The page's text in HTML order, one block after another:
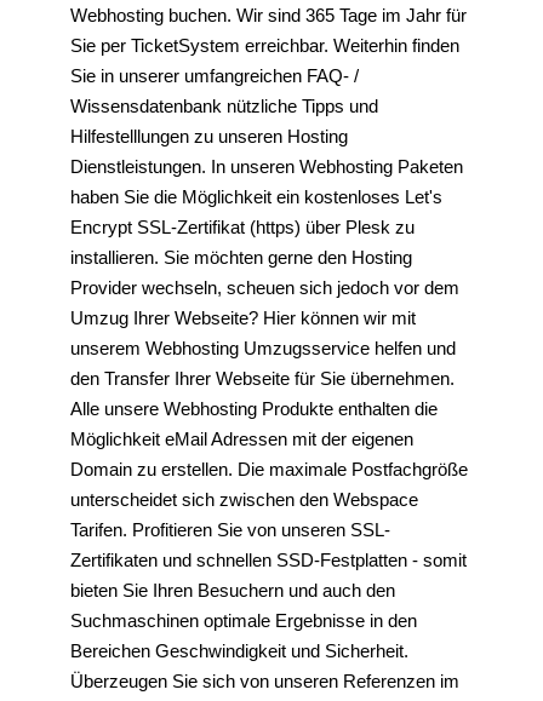
Webhosting buchen. Wir sind 365 Tage im Jahr für
Sie per TicketSystem erreichbar. Weiterhin finden
Sie in unserer umfangreichen FAQ- /
Wissensdatenbank nützliche Tipps und
Hilfestelllungen zu unseren Hosting
Dienstleistungen. In unseren Webhosting Paketen
haben Sie die Möglichkeit ein kostenloses Let's
Encrypt SSL-Zertifikat (https) über Plesk zu
installieren. Sie möchten gerne den Hosting
Provider wechseln, scheuen sich jedoch vor dem
Umzug Ihrer Webseite? Hier können wir mit
unserem Webhosting Umzugsservice helfen und
den Transfer Ihrer Webseite für Sie übernehmen.
Alle unsere Webhosting Produkte enthalten die
Möglichkeit eMail Adressen mit der eigenen
Domain zu erstellen. Die maximale Postfachgröße
unterscheidet sich zwischen den Webspace
Tarifen. Profitieren Sie von unseren SSL-
Zertifikaten und schnellen SSD-Festplatten - somit
bieten Sie Ihren Besuchern und auch den
Suchmaschinen optimale Ergebnisse in den
Bereichen Geschwindigkeit und Sicherheit.
Überzeugen Sie sich von unseren Referenzen im